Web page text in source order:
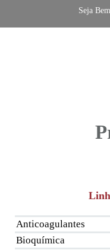
Seja
Anticoagulantes
Bioquímica